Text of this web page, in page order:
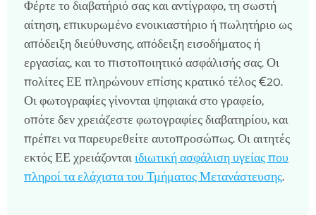
Φέρτε το διαβατήριό σας και αντίγραφο, τη σωστή
αίτηση, επικυρωμένο ενοικιαστήριο ή πωλητήριο ως
απόδειξη διεύθυνσης, απόδειξη εισοδήματος ή
εργασίας, και το πιστοποιητικό ασφάλισής σας. Οι
πολίτες ΕΕ πληρώνουν επίσης κρατικό τέλος €20.
Οι φωτογραφίες γίνονται ψηφιακά στο γραφείο,
οπότε δεν χρειάζεστε φωτογραφίες διαβατηρίου, και
πρέπει να παρευρεθείτε αυτοπροσώπως. Οι αιτητές
εκτός ΕΕ χρειάζονταιιδιωτική ασφάλιση υγείας που
πληροί τα ελάχιστα του Τμήματος Μετανάστευσης.